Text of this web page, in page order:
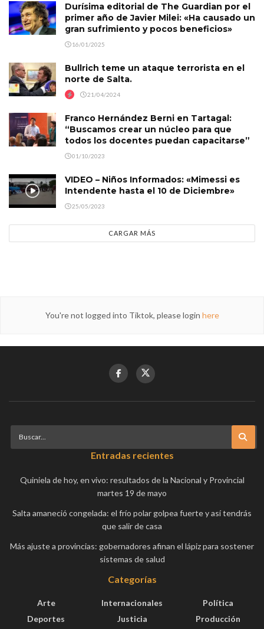
Durísima editorial de The Guardian por el
primer año de Javier Milei: «Ha causado un
gran sufrimiento y pocos beneficios»
16/01/2025
Bullrich teme un ataque terrorista en el
norte de Salta.
21/04/2024
Franco Hernández Berni en Tartagal:
“Buscamos crear un núcleo para que
todos los docentes puedan capacitarse”
01/10/2023
VIDEO – Niños Informados: «Mimessi es
Intendente hasta el 10 de Diciembre»
25/05/2023
CARGAR MÁS
You're not logged into Tiktok, please login here
Entradas recientes
Quiniela de hoy, en vivo: resultados de la Nacional y Provincial
martes 19 de mayo
Salta amaneció congelada: el frío polar golpea fuerte y así tendrás
que salir de casa
Más ajuste a provincias: gobernadores afinan el lápiz para sostener
sistemas de salud
Categorías
Arte
Deportes
Internacionales
Justicia
Política
Producción